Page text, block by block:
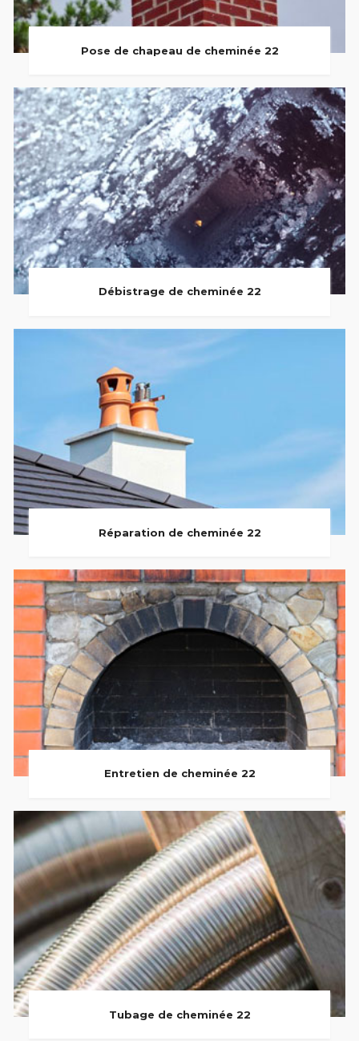
Pose de chapeau de cheminée 22
Débistrage de cheminée 22
Réparation de cheminée 22
Entretien de cheminée 22
Tubage de cheminée 22